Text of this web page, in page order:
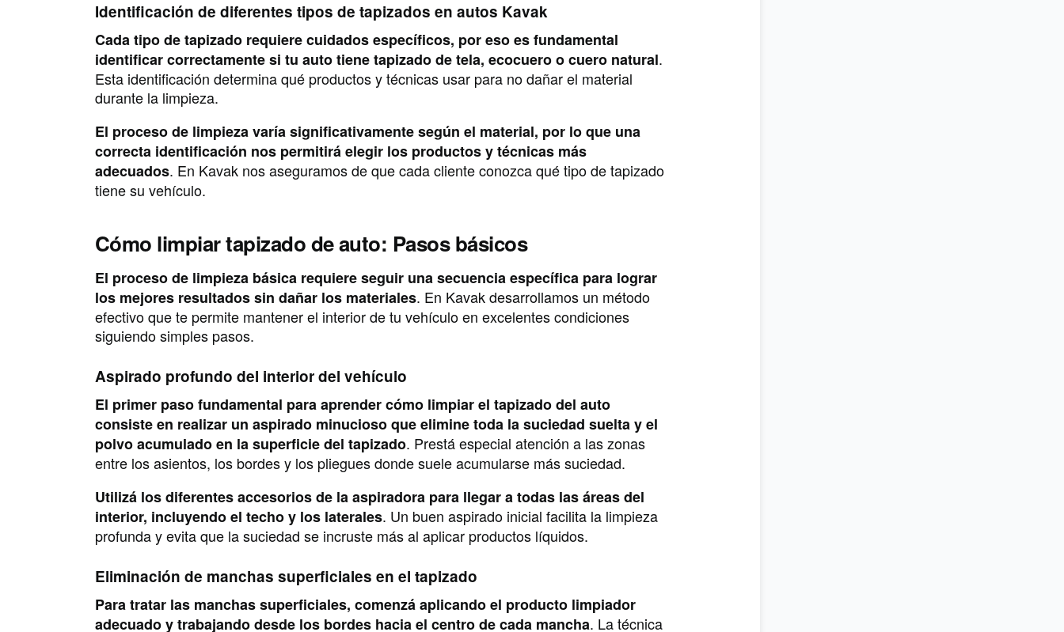
Identificación de diferentes tipos de tapizados en autos Kavak
Cada tipo de tapizado requiere cuidados específicos, por eso es fundamental
identificar correctamente si tu auto tiene tapizado de tela, ecocuero o cuero natural.
Esta identificación determina qué productos y técnicas usar para no dañar el material
durante la limpieza.
El proceso de limpieza varía significativamente según el material, por lo que una
correcta identificación nos permitirá elegir los productos y técnicas más
adecuados. En Kavak nos aseguramos de que cada cliente conozca qué tipo de tapizado
tiene su vehículo.
Cómo limpiar tapizado de auto: Pasos básicos
El proceso de limpieza básica requiere seguir una secuencia específica para lograr
los mejores resultados sin dañar los materiales. En Kavak desarrollamos un método
efectivo que te permite mantener el interior de tu vehículo en excelentes condiciones
siguiendo simples pasos.
Aspirado profundo del interior del vehículo
El primer paso fundamental para aprender cómo limpiar el tapizado del auto
consiste en realizar un aspirado minucioso que elimine toda la suciedad suelta y el
polvo acumulado en la superficie del tapizado. Prestá especial atención a las zonas
entre los asientos, los bordes y los pliegues donde suele acumularse más suciedad.
Utilizá los diferentes accesorios de la aspiradora para llegar a todas las áreas del
interior, incluyendo el techo y los laterales. Un buen aspirado inicial facilita la limpieza
profunda y evita que la suciedad se incruste más al aplicar productos líquidos.
Eliminación de manchas superficiales en el tapizado
Para tratar las manchas superficiales, comenzá aplicando el producto limpiador
adecuado y trabajando desde los bordes hacia el centro de cada mancha. La técnica